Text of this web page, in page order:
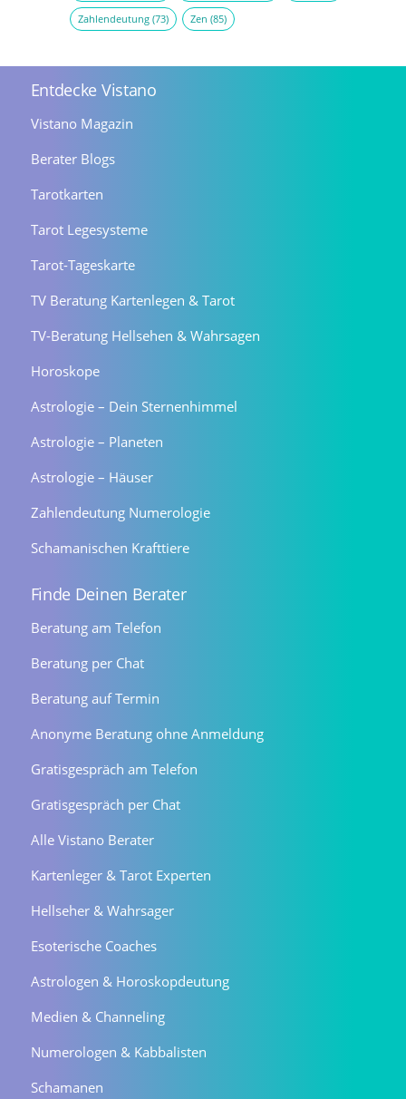
Zahlendeutung(73) Zen (85)
Entdecke Vistano
Vistano Magazin
Berater Blogs
Tarotkarten
Tarot Legesysteme
Tarot-Tageskarte
TV Beratung Kartenlegen & Tarot
TV-Beratung Hellsehen & Wahrsagen
Horoskope
Astrologie – Dein Sternenhimmel
Astrologie – Planeten
Astrologie – Häuser
Zahlendeutung Numerologie
Schamanischen Krafttiere
Finde Deinen Berater
Beratung am Telefon
Beratung per Chat
Beratung auf Termin
Anonyme Beratung ohne Anmeldung
Gratisgespräch am Telefon
Gratisgespräch per Chat
Alle Vistano Berater
Kartenleger & Tarot Experten
Hellseher & Wahrsager
Esoterische Coaches
Astrologen & Horoskopdeutung
Medien & Channeling
Numerologen & Kabbalisten
Schamanen